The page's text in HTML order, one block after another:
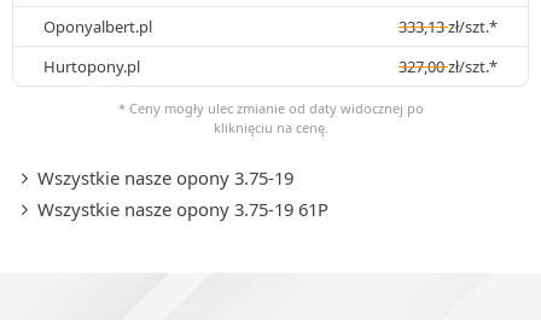
Oponyalbert.pl
333,13zł/szt.*
Hurtopony.pl
327,00zł/szt.*
* Ceny mogły ulec zmianie od daty widocznej po
kliknięciu na cenę.
Wszystkie nasze opony 3.75-19
Wszystkie nasze opony 3.75-19 61P